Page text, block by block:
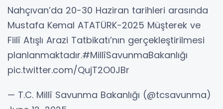
Nahçıvan’da 20-30 Haziran tarihleri arasında
Mustafa Kemal ATATÜRK-2025 Müşterek ve
Fiilî Atışlı Arazi Tatbikatı’nın gerçekleştirilmesi
planlanmaktadır.#MillîSavunmaBakanlığı
pic.twitter.com/QujT2O0JBr
— T.C. Millî Savunma Bakanlığı (@tcsavunma)